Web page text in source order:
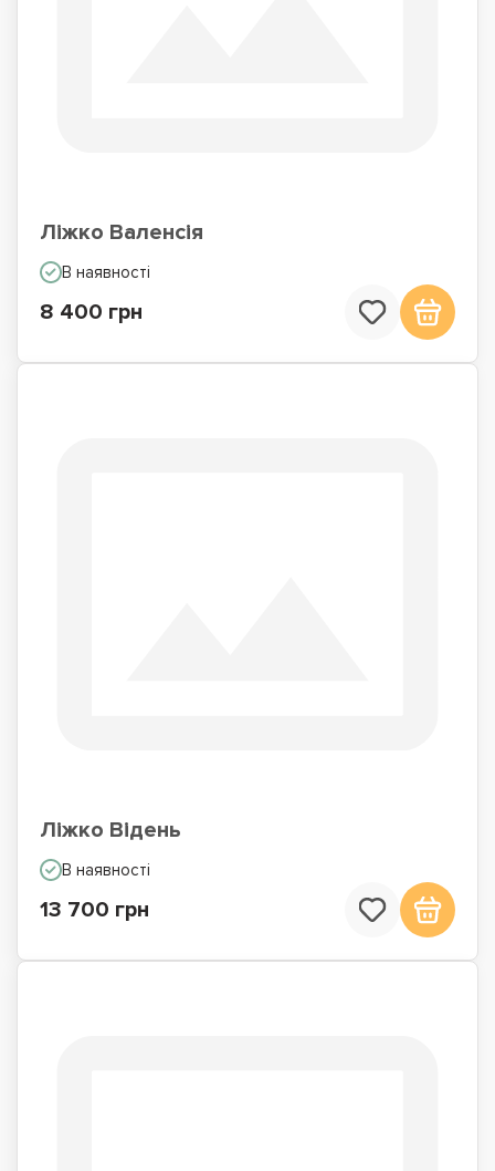
Ліжко Валенсія
В наявності
8 400 грн
Ліжко Відень
В наявності
13 700 грн